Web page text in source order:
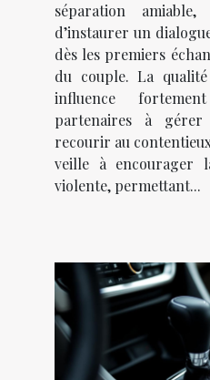
séparation
d’instaurer un
dès les premiers
du couple. La
influence
partenaires à gérer
recourir au
veille à encourager
violente, permettant...